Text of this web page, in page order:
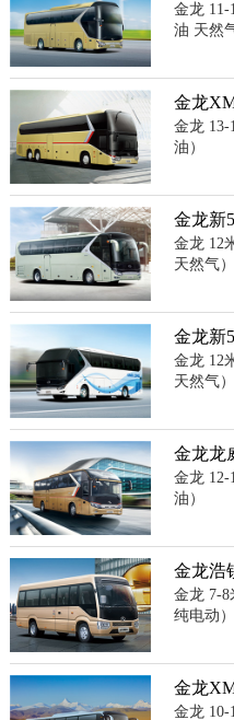
金龙 11-
油 天然
金龙
金龙 13-
油）
金龙新
金龙 12
天然气）
金龙新
金龙 12
天然气）
金龙龙
金龙 12-
油）
金龙浩
金龙 7-8
纯电动）
金龙
金龙 10-